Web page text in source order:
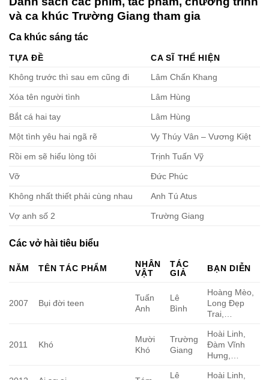
và ca khúc Trường Giang tham gia
Ca khúc sáng tác
TỰA ĐỀ
CA SĨ THỂ HIỆN
Không trước thì sau em cũng đi
Lâm Chấn Khang
Xóa tên người tình Lâm Hùng
Bắt cá hai tay Lâm Hùng
Một tình yêu hai ngã rẽ Vy Thúy Vân – Vương Kiệt
Rồi em sẽ hiểu lòng tôi Trịnh Tuấn Vỹ
Vỡ Đức Phúc
Không nhất thiết phải cùng nhau Anh Tú Atus
Vợ anh số 2 Trường Giang
Các vở hài tiêu biểu
NĂM TÊN TÁC PHẨM
NHÂN
VẬT
TÁC
GIẢ
BẠN DIỄN
2007 Bụi đời teen
Tuấn
Anh
Lê
Bình
Hoàng Mèo,
Long Đẹp
Trai,…
2011 Khó
Mười
Khó
Trường
Giang
Hoài Linh,
Đàm Vĩnh
Hưng,…
Lê Hoài Linh,